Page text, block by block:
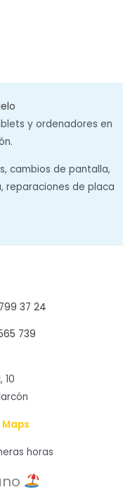
y ordenadores en
cambios de pantalla,
reparaciones de placa
37 24
739
10
horas